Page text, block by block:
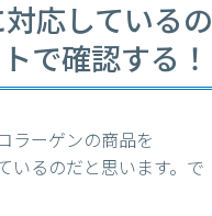
応しているの
で確認する！
ラーゲンの商品を
いるのだと思います。で